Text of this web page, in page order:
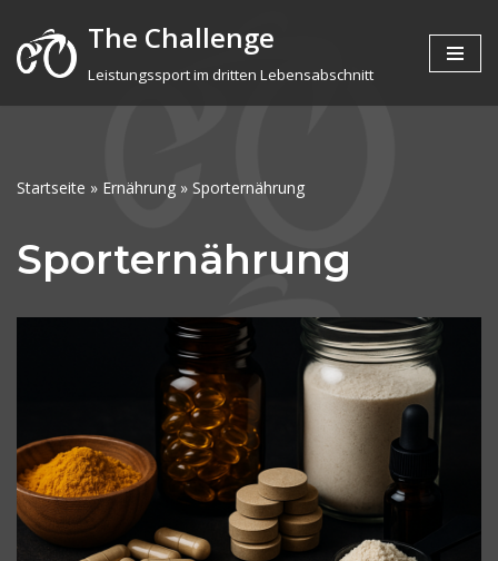
Zum
The Challenge
Leistungssport im dritten Lebensabschnitt
Startseite » Ernährung » Sporternährung
Sporternährung